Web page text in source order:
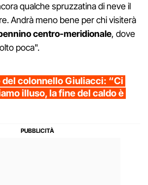
qualche spruzzatina di neve il
Andrà meno bene per chi visiterà
centro-meridionale, dove
poca".
colonnello Giuliacci: “Ci
illuso, la fine del caldo è